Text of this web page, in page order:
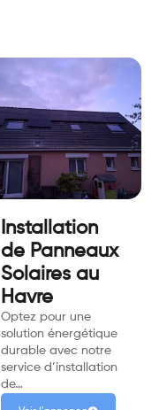
Installation
de Panneaux
Solaires au
Havre
Optez pour une
solution énergétique
durable avec notre
service d’installation
de…